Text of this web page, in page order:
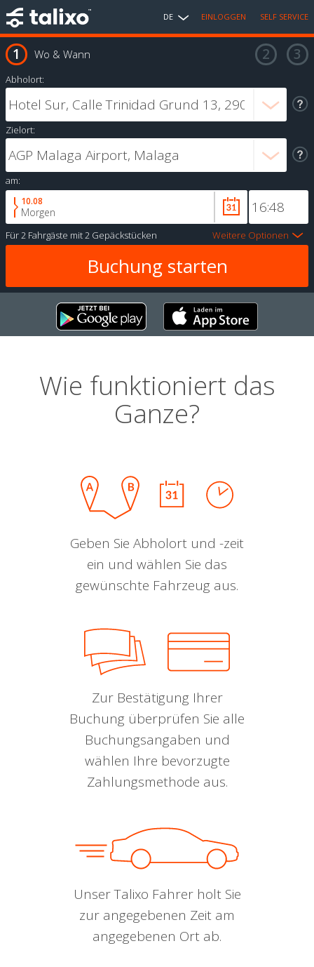
DE EINLOGGEN SELF SERVICE
Wo & Wann
Abholort:
Zielort:
am:
10.08
Morgen
Für2 Fahrgäste mit2 Gepäckstücken Weitere Optionen
Wie funktioniert das
Ganze?
Geben Sie Abholort und -zeit
ein und wählen Sie das
gewünschte Fahrzeug aus.
Zur Bestätigung Ihrer
Buchung überprüfen Sie alle
Buchungsangaben und
wählen Ihre bevorzugte
Zahlungsmethode aus.
Unser Talixo Fahrer holt Sie
zur angegebenen Zeit am
angegebenen Ort ab.